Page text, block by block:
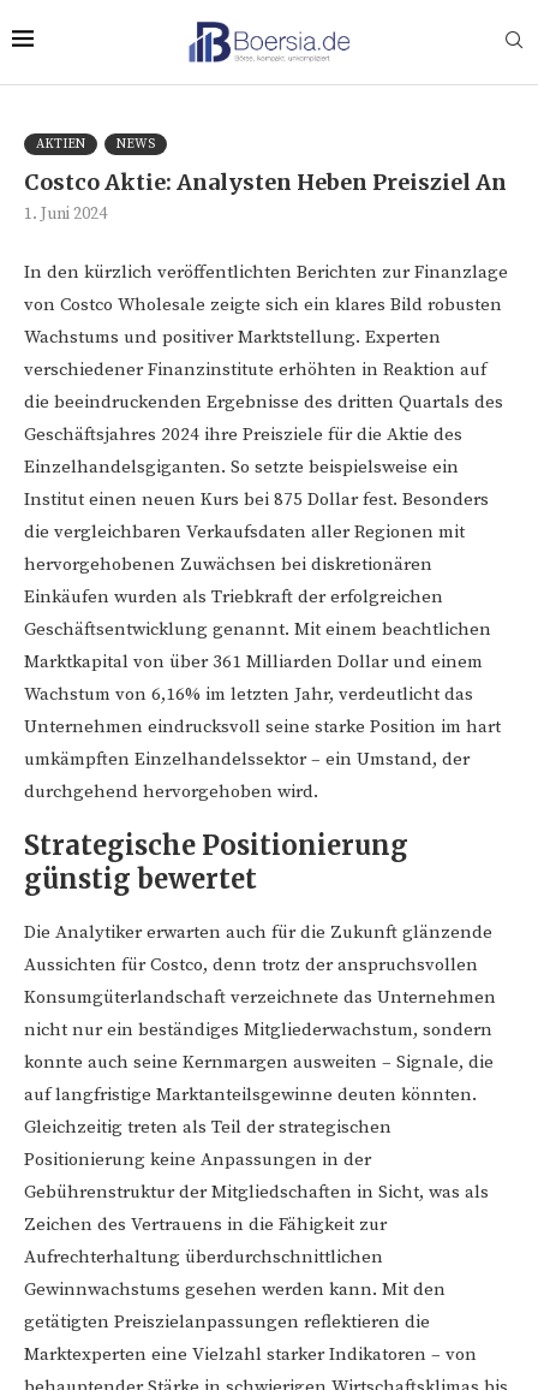
AKTIEN NEWS
Costco Aktie: Analysten Heben Preisziel An
1. Juni 2024
In den kürzlich veröffentlichten Berichten zur Finanzlage
von Costco Wholesale zeigte sich ein klares Bild robusten
Wachstums und positiver Marktstellung. Experten
verschiedener Finanzinstitute erhöhten in Reaktion auf
die beeindruckenden Ergebnisse des dritten Quartals des
Geschäftsjahres 2024 ihre Preisziele für die Aktie des
Einzelhandelsgiganten. So setzte beispielsweise ein
Institut einen neuen Kurs bei 875 Dollar fest. Besonders
die vergleichbaren Verkaufsdaten aller Regionen mit
hervorgehobenen Zuwächsen bei diskretionären
Einkäufen wurden als Triebkraft der erfolgreichen
Geschäftsentwicklung genannt. Mit einem beachtlichen
Marktkapital von über 361 Milliarden Dollar und einem
Wachstum von 6,16% im letzten Jahr, verdeutlicht das
Unternehmen eindrucksvoll seine starke Position im hart
umkämpften Einzelhandelssektor – ein Umstand, der
durchgehend hervorgehoben wird.
Strategische Positionierung
günstig bewertet
Die Analytiker erwarten auch für die Zukunft glänzende
Aussichten für Costco, denn trotz der anspruchsvollen
Konsumgüterlandschaft verzeichnete das Unternehmen
nicht nur ein beständiges Mitgliederwachstum, sondern
konnte auch seine Kernmargen ausweiten – Signale, die
auf langfristige Marktanteilsgewinne deuten könnten.
Gleichzeitig treten als Teil der strategischen
Positionierung keine Anpassungen in der
Gebührenstruktur der Mitgliedschaften in Sicht, was als
Zeichen des Vertrauens in die Fähigkeit zur
Aufrechterhaltung überdurchschnittlichen
Gewinnwachstums gesehen werden kann. Mit den
getätigten Preiszielanpassungen reflektieren die
Marktexperten eine Vielzahl starker Indikatoren – von